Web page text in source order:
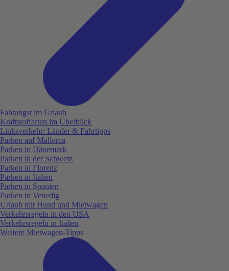
Fahrangst im Urlaub
Kraftstoffarten im Überblick
Linksverkehr: Länder & Fahrtipps
Parken auf Mallorca
Parken in Dänemark
Parken in der Schweiz
Parken in Florenz
Parken in Italien
Parken in Spanien
Parken in Venedig
Urlaub mit Hund und Mietwagen
Verkehrsregeln in den USA
Verkehrsregeln in Italien
Weitere Mietwagen-Tipps